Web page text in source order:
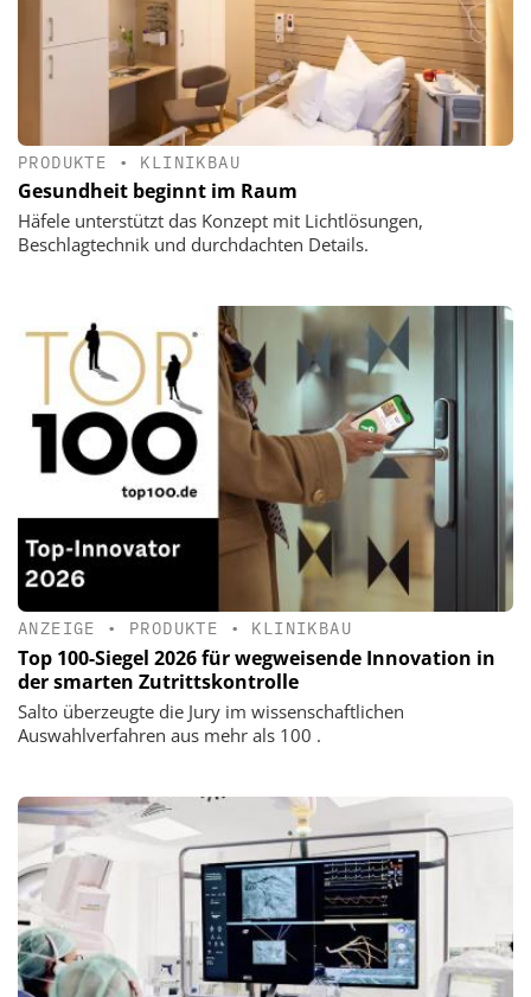
PRODUKTE • KLINIKBAU
Gesundheit beginnt im Raum
Häfele unterstützt das Konzept mit Lichtlösungen,
Beschlagtechnik und durchdachten Details.
ANZEIGE • PRODUKTE • KLINIKBAU
Top 100-Siegel 2026 für wegweisende Innovation in
der smarten Zutrittskontrolle
Salto überzeugte die Jury im wissenschaftlichen
Auswahlverfahren aus mehr als 100 .